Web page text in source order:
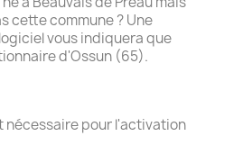
cette commune ? Une
vous indiquera que
d'Ossun (65).
nécessaire pour l'activation